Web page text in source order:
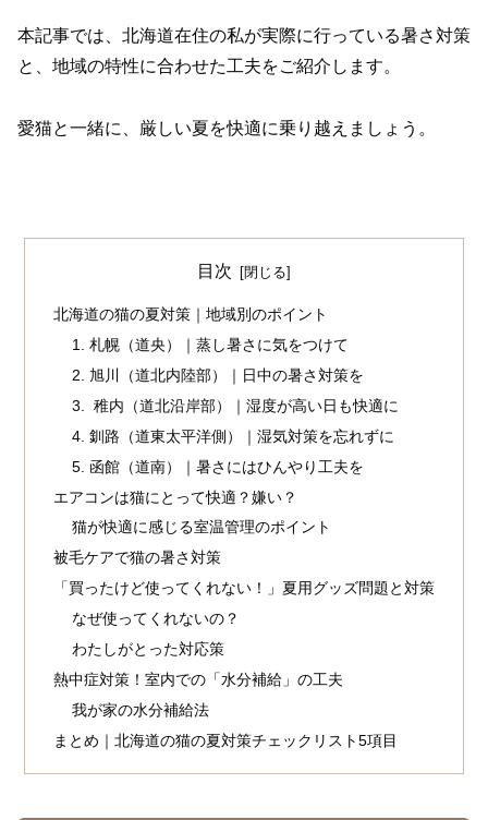
本記事では、北海道在住の私が実際に行っている暑さ対策
と、地域の特性に合わせた工夫をご紹介します。
愛猫と一緒に、厳しい夏を快適に乗り越えましょう。
目次
北海道の猫の夏対策｜地域別のポイント
1. 札幌（道央）｜蒸し暑さに気をつけて
2. 旭川（道北内陸部）｜日中の暑さ対策を
3. 稚内（道北沿岸部）｜湿度が高い日も快適に
4. 釧路（道東太平洋側）｜湿気対策を忘れずに
5. 函館（道南）｜暑さにはひんやり工夫を
エアコンは猫にとって快適？嫌い？
猫が快適に感じる室温管理のポイント
被毛ケアで猫の暑さ対策
「買ったけど使ってくれない！」夏用グッズ問題と対策
なぜ使ってくれないの？
わたしがとった対応策
熱中症対策！室内での「水分補給」の工夫
我が家の水分補給法
まとめ｜北海道の猫の夏対策チェックリスト5項目